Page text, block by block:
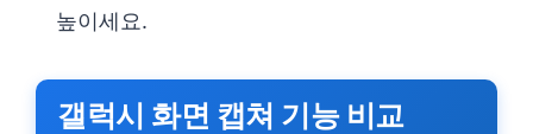
높이세요.
갤럭시 화면 캡쳐 기능 비교